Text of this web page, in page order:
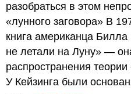
разобраться в этом
«лунного заговора» В
книга американца
не летали на Луну» —
распространения теории
У Кейзинга были